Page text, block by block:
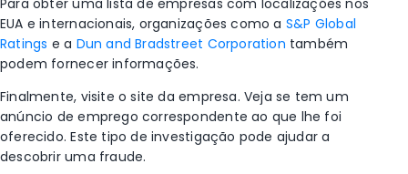
EUA e internacionais, organizações como a S&P Global
Ratings e a Dun and Bradstreet Corporation também
podem fornecer informações.
Finalmente, visite o site da empresa. Veja se tem um
anúncio de emprego correspondente ao que lhe foi
oferecido. Este tipo de investigação pode ajudar a
descobrir uma fraude.